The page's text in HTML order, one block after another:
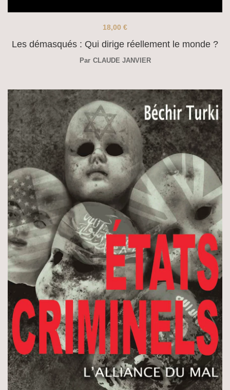
Les démasqués : Qui dirige réellement le monde ?
18,00 €
Par CLAUDE JANVIER